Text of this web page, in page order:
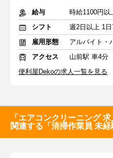
給与
時給1100円以
シフト
週2日以上 1
雇用形態
アルバイト・
アクセス
山前駅 車4分
便利屋Dekoの求人一覧を見る
「エアコンクリーニング
関連する「清掃作業員 未